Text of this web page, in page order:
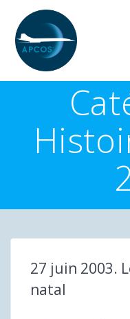
27 juin 2003.
natal